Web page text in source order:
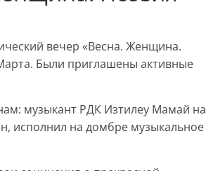
вечер «Весна. Женщина.
Были приглашены активные
музыкант РДК Изтилеу Мамай на
исполнил на домбре музыкальное